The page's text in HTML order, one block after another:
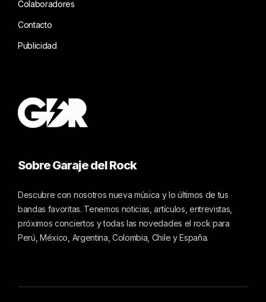
Colaboradores
Contacto
Publicidad
Sobre Garaje del Rock
Descubre con nosotros nueva música y lo últimos de tus
bandas favoritas. Tenemos noticias, artículos, entrevistas,
próximos conciertos y todas las novedades el rock para
Perú, México, Argentina, Colombia, Chile y España.